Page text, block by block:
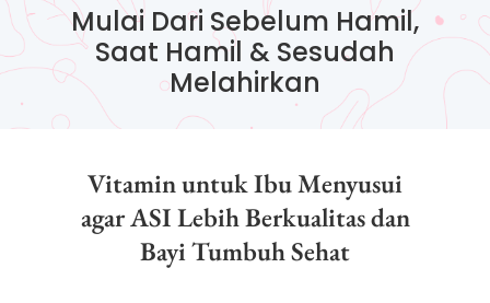
Mulai Dari Sebelum Hamil,
Saat Hamil & Sesudah
Melahirkan
Vitamin untuk Ibu Menyusui
agar ASI Lebih Berkualitas dan
Bayi Tumbuh Sehat